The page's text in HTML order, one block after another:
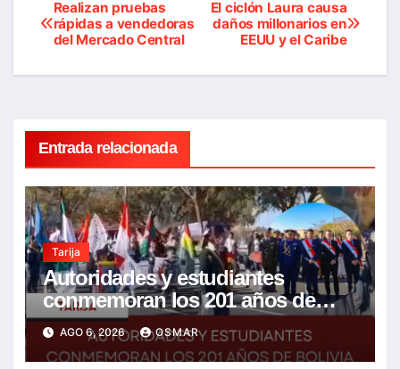
Navegación
de
El ciclón Laura causa
daños millonarios en
EEUU y el Caribe
Realizan pruebas
rápidas a vendedoras
del Mercado Central
Entrada relacionada
Tarija
Autoridades y estudiantes
conmemoran los 201 años de
Bolivia con la esperanza de un
mejor futuro
AGO 6, 2026 OSMAR